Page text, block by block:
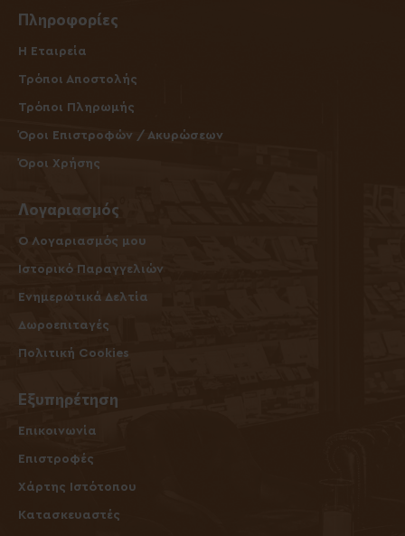
Πληροφορίες
Η Εταιρεία
Τρόποι Αποστολής
Τρόποι Πληρωμής
Όροι Επιστροφών / Ακυρώσεων
Όροι Χρήσης
Λογαριασμός
O Λογαριασμός μου
Ιστορικό Παραγγελιών
Ενημερωτικά Δελτία
Δωροεπιταγές
Πολιτική Cookies
Εξυπηρέτηση
Επικοινωνία
Επιστροφές
Χάρτης Ιστότοπου
Κατασκευαστές